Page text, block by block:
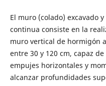
El muro (colado) excavado
continua consiste en la
muro vertical de hormigón
entre 30 y 120 cm, capaz
empujes horizontales y
alcanzar profundidades